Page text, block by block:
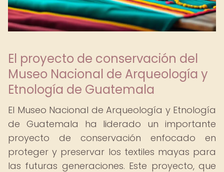
El proyecto de conservación del
Museo Nacional de Arqueología y
Etnología de Guatemala
El Museo Nacional de Arqueología y Etnología
de Guatemala ha liderado un importante
proyecto de conservación enfocado en
proteger y preservar los textiles mayas para
las futuras generaciones. Este proyecto, que